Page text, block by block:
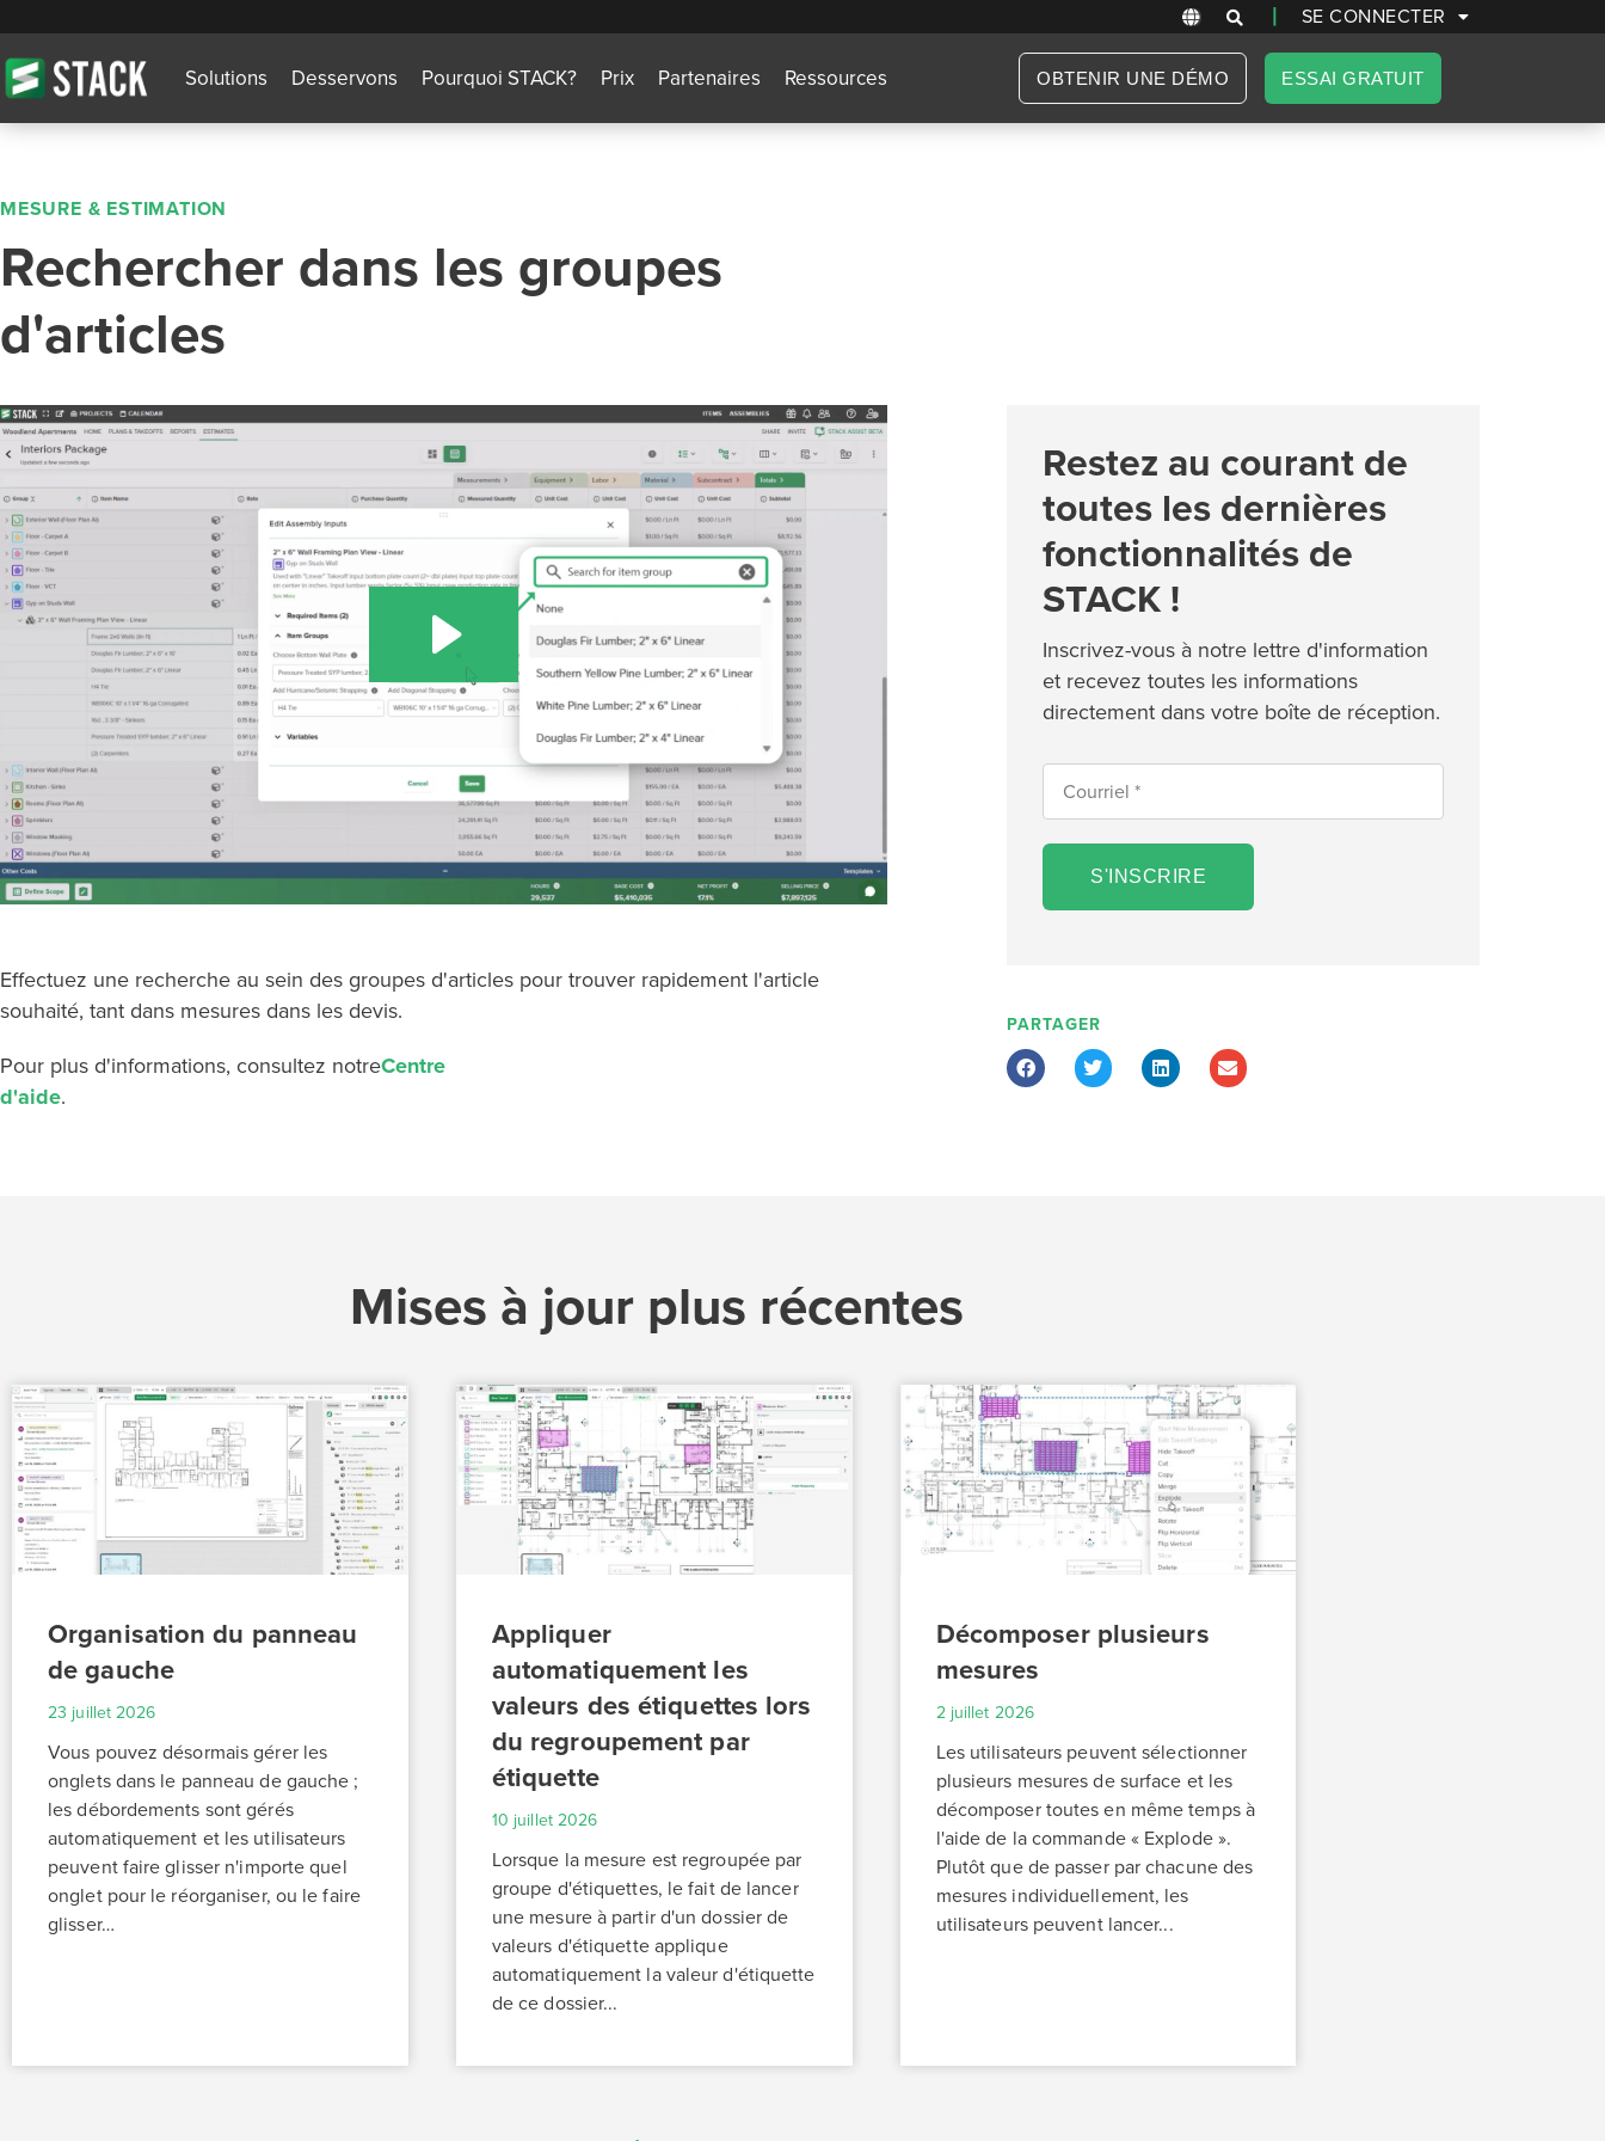
| SE CONNECTER
Solutions Desservons Pourquoi STACK? Prix Partenaires Ressources OBTENIR UNE DÉMO ESSAI GRATUIT
MESURE & ESTIMATION
Rechercher dans les groupes
d'articles
Effectuez une recherche au sein des groupes d'articles pour trouver rapidement l'article
souhaité, tant dans mesures dans les devis.
Pour plus d'informations, consultez notreCentre
d'aide.
Restez au courant de
toutes les dernières
fonctionnalités de
STACK !
Inscrivez-vous à notre lettre d'information
et recevez toutes les informations
directement dans votre boîte de réception.
S'INSCRIRE
PARTAGER
Mises à jour plus récentes
Organisation du panneau
de gauche
23 juillet 2026
Vous pouvez désormais gérer les
onglets dans le panneau de gauche ;
les débordements sont gérés
automatiquement et les utilisateurs
peuvent faire glisser n'importe quel
onglet pour le réorganiser, ou le faire
glisser…
Appliquer
automatiquement les
valeurs des étiquettes lors
du regroupement par
étiquette
10 juillet 2026
Lorsque la mesure est regroupée par
groupe d'étiquettes, le fait de lancer
une mesure à partir d'un dossier de
valeurs d'étiquette applique
automatiquement la valeur d'étiquette
de ce dossier...
Décomposer plusieurs
mesures
2 juillet 2026
Les utilisateurs peuvent sélectionner
plusieurs mesures de surface et les
décomposer toutes en même temps à
l'aide de la commande « Explode ».
Plutôt que de passer par chacune des
mesures individuellement, les
utilisateurs peuvent lancer...